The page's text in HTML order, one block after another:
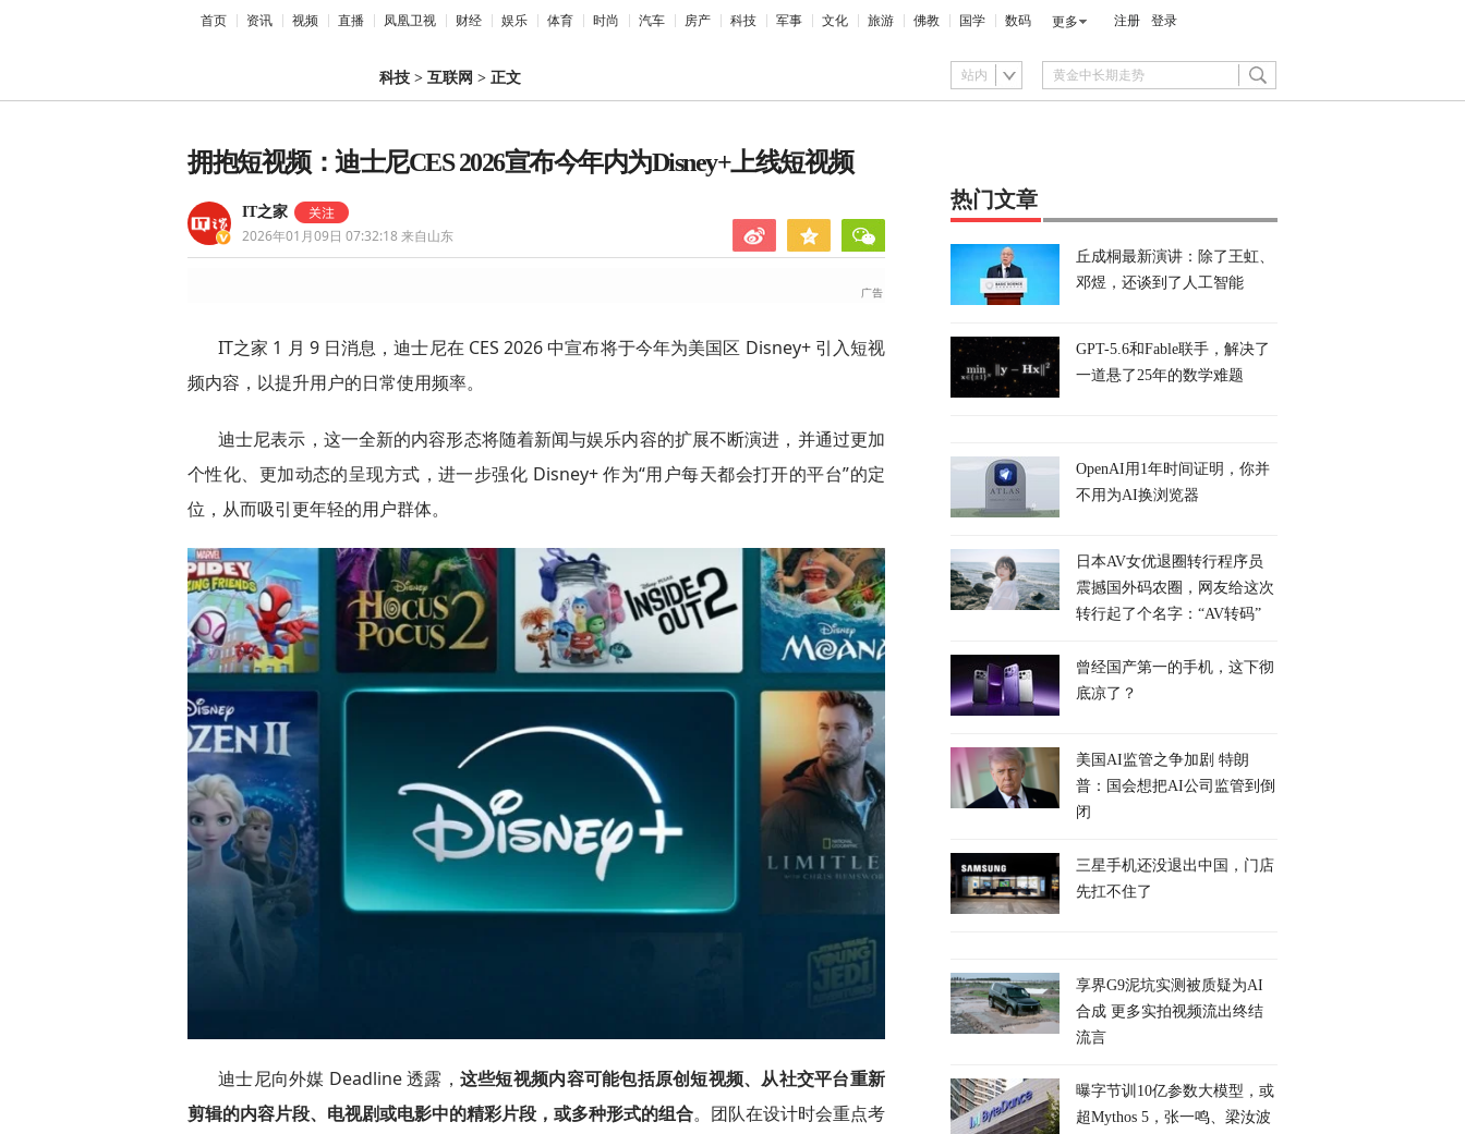
首页 资讯 视频 直播 凤凰卫视 财经 娱乐 体育 时尚 汽车 房产 科技 军事 文化 旅游 佛教 国学 数码 更多 注册 登录
科技 > 互联网 > 正文 站内
拥抱短视频：迪士尼CES 2026宣布今年内为Disney+上线短视频
IT之家
2026年01月09日 07:32:18 来自山东
IT之家 1 月 9 日消息，迪士尼在 CES 2026 中宣布将于今年为美国区 Disney+ 引入短视
频内容，以提升用户的日常使用频率。
迪士尼表示，这一全新的内容形态将随着新闻与娱乐内容的扩展不断演进，并通过更加
个性化、更加动态的呈现方式，进一步强化 Disney+ 作为“用户每天都会打开的平台”的定
位，从而吸引更年轻的用户群体。
迪士尼向外媒 Deadline 透露， 这些短视频内容可能包括原创短视频、从社交平台重新
剪辑的内容片段、电视剧或电影中的精彩片段，或多种形式的组合。团队在设计时会重点考
热门文章
丘成桐最新演讲：除了王虹、
邓煜，还谈到了人工智能
GPT-5.6和Fable联手，解决了
一道悬了25年的数学难题
OpenAI用1年时间证明，你并
不用为AI换浏览器
日本AV女优退圈转行程序员
震撼国外码农圈，网友给这次
转行起了个名字：“AV转码”
曾经国产第一的手机，这下彻
底凉了？
美国AI监管之争加剧 特朗
普：国会想把AI公司监管到倒
闭
三星手机还没退出中国，门店
先扛不住了
享界G9泥坑实测被质疑为AI
合成 更多实拍视频流出终结
流言
曝字节训10亿参数大模型，或
超Mythos 5，张一鸣、梁汝波